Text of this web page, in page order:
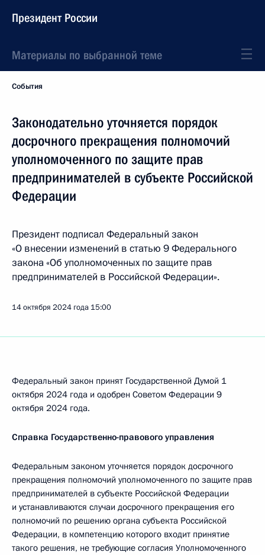
Президент России
Материалы по выбранной теме
События
Законодательно уточняется порядок
досрочного прекращения полномочий
уполномоченного по защите прав
предпринимателей в субъекте Российской
Федерации
Президент подписал Федеральный закон
«О внесении изменений в статью 9 Федерального
закона «Об уполномоченных по защите прав
предпринимателей в Российской Федерации».
14 октября 2024 года 15:00
Федеральный закон принят Государственной Думой 1
октября 2024 года и одобрен Советом Федерации 9
октября 2024 года.
Справка Государственно-правового управления
Федеральным законом уточняется порядок досрочного
прекращения полномочий уполномоченного по защите прав
предпринимателей в субъекте Российской Федерации
и устанавливаются случаи досрочного прекращения его
полномочий по решению органа субъекта Российской
Федерации, в компетенцию которого входит принятие
такого решения, не требующие согласия Уполномоченного